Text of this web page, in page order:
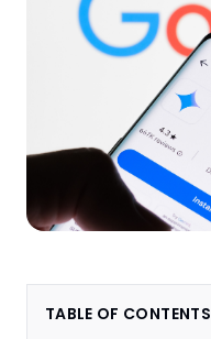
TABLE OF CONTENTS